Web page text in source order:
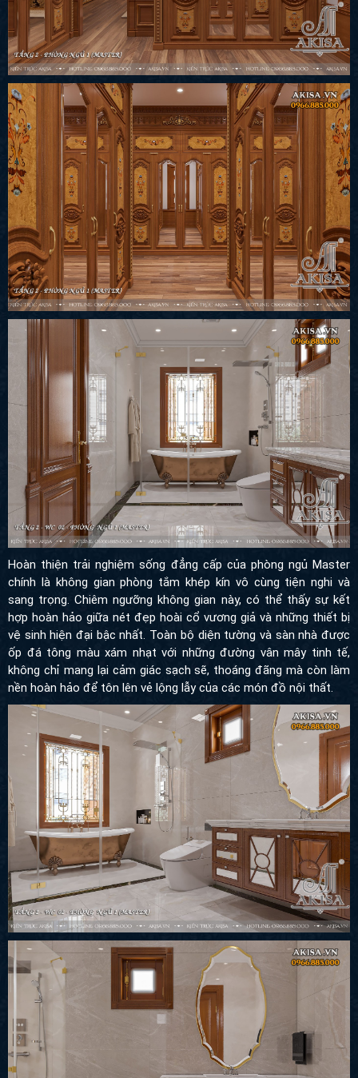
Hoàn thiện trải nghiệm sống đẳng cấp của phòng ngủ Master
chính là không gian phòng tắm khép kín vô cùng tiện nghi và sang
trọng. Chiêm ngưỡng không gian này, có thể thấy sự kết hợp
hoàn hảo giữa nét đẹp hoài cổ vương giả và những thiết bị vệ
sinh hiện đại bậc nhất. Toàn bộ diện tường và sàn nhà được ốp
đá tông màu xám nhạt với những đường vân mây tinh tế, không
chỉ mang lại cảm giác sạch sẽ, thoáng đãng mà còn làm nền
hoàn hảo để tôn lên vẻ lộng lẫy của các món đồ nội thất.